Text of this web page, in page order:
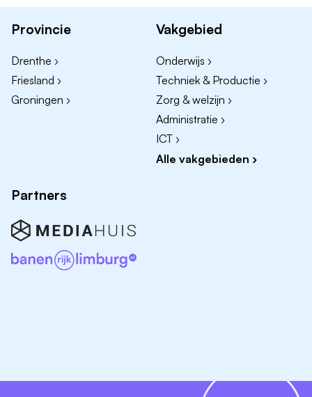
sector.
Goede secundaire arbeidsvoorwaarden waaronder
padelbanen en mooie personeelskortingen.
Doorgroeimogelijkheden
We zorgen voor de juiste begeleiding zodat jij je
Een mooi salaris
Conform CAO recreatie, passend bij je ervaring,
Provincie
Drenthe ›
Friesland ›
Groningen ›
Vakgebied
Onderwijs ›
Techniek & Productie ›
Zorg & welzijn ›
Administratie ›
ICT ›
Alle vakgebieden ›
Partners